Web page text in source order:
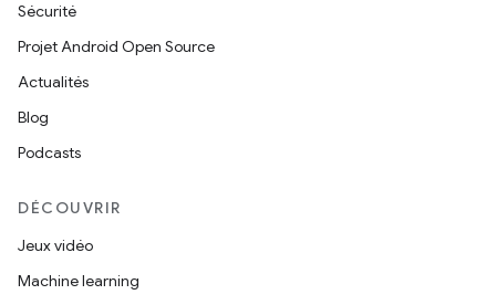
Sécurité
Projet Android Open Source
Actualités
Blog
Podcasts
DÉCOUVRIR
Jeux vidéo
Machine learning